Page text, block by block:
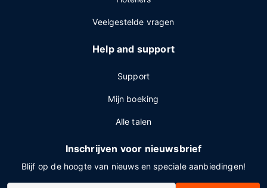
Veelgestelde vragen
Help and support
Support
Mijn boeking
Alle talen
Inschrijven voor nieuwsbrief
Blijf op de hoogte van nieuws en speciale aanbiedingen!